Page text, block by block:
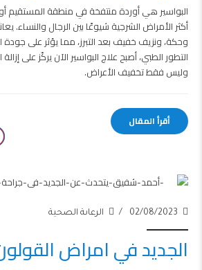
البواسير هي أوردة منتفخة في منطقة المستقيم
أكثر الأمراض الشرجية شيوعًا بين الرجال والنساء.
وحكة، ونزيف خفيف بعد التبرز، مما يؤثر على جودة
التطور الطبي، أصبح علاج البواسير الآن يركّز على
وليس فقط تخفيف الأعراض.
أقرأ المقال
02/08/2023 الرعاىة الصحية
الجديد في امراض